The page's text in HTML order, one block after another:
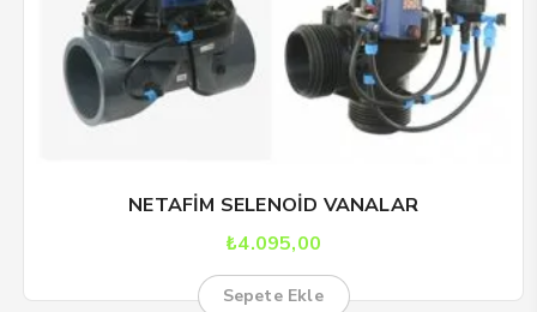
NETAFİM SELENOİD VANALAR
₺4.095,00
Sepete Ekle